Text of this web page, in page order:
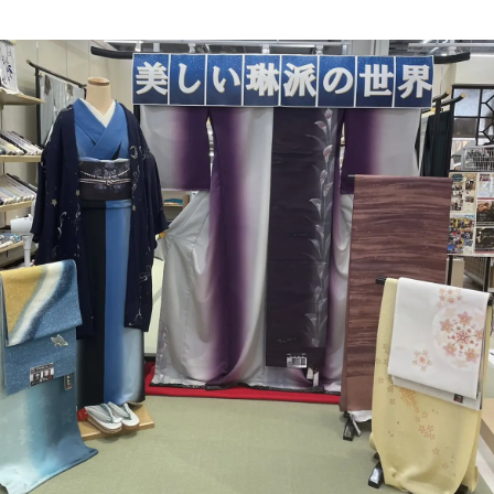
ービス
お客様相談室